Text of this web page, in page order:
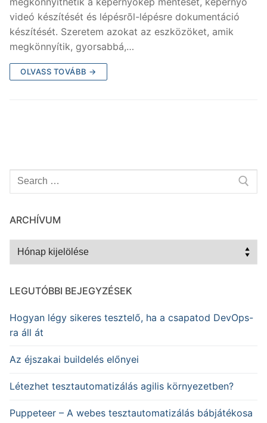
videó készítését és lépésrõl-lépésre dokumentáció
készítését. Szeretem azokat az eszközöket, amik
megkönnyítik, gyorsabbá,…
OLVASS TOVÁBB →
Keresése:
ARCHÍVUM
Archívum
LEGUTÓBBI BEJEGYZÉSEK
Hogyan légy sikeres tesztelő, ha a csapatod DevOps-
ra áll át
Az éjszakai buildelés előnyei
Létezhet tesztautomatizálás agilis környezetben?
Puppeteer – A webes tesztautomatizálás bábjátékosa